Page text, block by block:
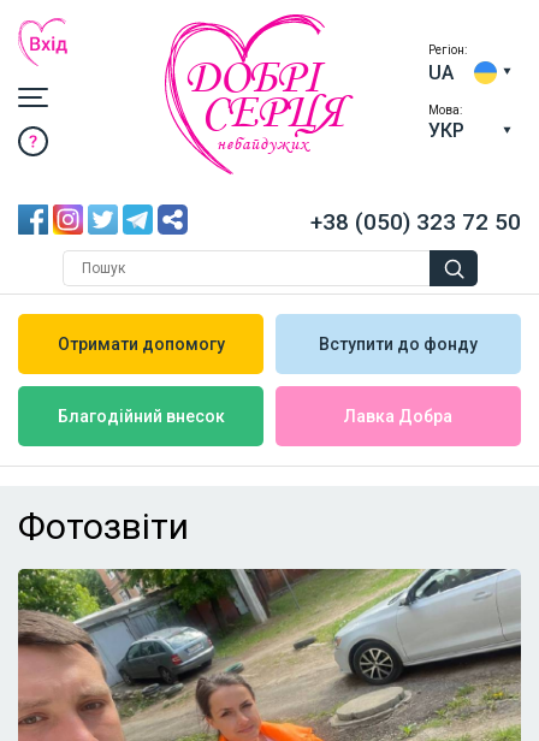
СЕРЦЯ
ДОБРІ
небайдужих
Регіон:
UA
Мова:
УКР
+38 (050) 323 72 50
Отримати допомогу Вступити до фонду
Благодійний внесок Лавка Добра
Фотозвіти